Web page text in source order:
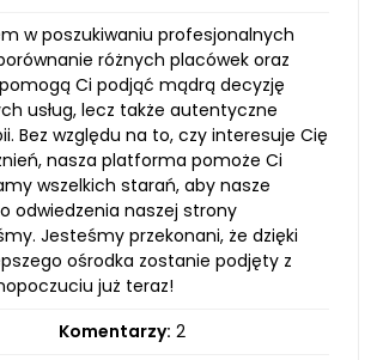
w poszukiwaniu profesjonalnych
różnych placówek oraz
Ci podjąć mądrą decyzję
usług, lecz także autentyczne
Bez względu na to, czy interesuje Cię
nasza platforma pomoże Ci
wszelkich starań, aby nasze
odwiedzenia naszej strony
Jesteśmy przekonani, że dzięki
ośrodka zostanie podjęty z
już teraz!
Komentarzy: 2